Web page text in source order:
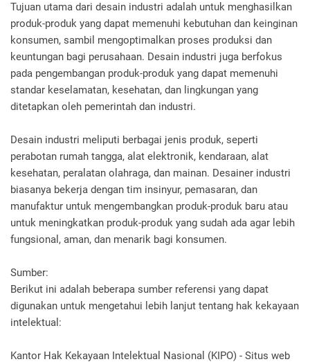
Tujuan utama dari desain industri adalah untuk menghasilkan
produk-produk yang dapat memenuhi kebutuhan dan keinginan
konsumen, sambil mengoptimalkan proses produksi dan
keuntungan bagi perusahaan. Desain industri juga berfokus
pada pengembangan produk-produk yang dapat memenuhi
standar keselamatan, kesehatan, dan lingkungan yang
ditetapkan oleh pemerintah dan industri.
Desain industri meliputi berbagai jenis produk, seperti
perabotan rumah tangga, alat elektronik, kendaraan, alat
kesehatan, peralatan olahraga, dan mainan. Desainer industri
biasanya bekerja dengan tim insinyur, pemasaran, dan
manufaktur untuk mengembangkan produk-produk baru atau
untuk meningkatkan produk-produk yang sudah ada agar lebih
fungsional, aman, dan menarik bagi konsumen.
Sumber:
Berikut ini adalah beberapa sumber referensi yang dapat
digunakan untuk mengetahui lebih lanjut tentang hak kekayaan
intelektual:
Kantor Hak Kekayaan Intelektual Nasional (KIPO) - Situs web